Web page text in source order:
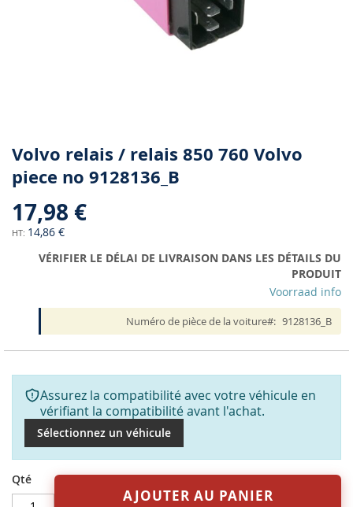
Skip
to
the
of
the
gallery
Volvo relais / relais 850 760 Volvo
piece no 9128136_B
17,98 €
14,86 €
VÉRIFIER LE DÉLAI DE LIVRAISON DANS LES DÉTAILS DU
PRODUIT
Voorraad info
Numéro de pièce de la voiture 9128136_B
Assurez la compatibilité avec votre véhicule en
vérifiant la compatibilité avant l'achat.
Sélectionnez un véhicule
Qté
AJOUTER AU PANIER